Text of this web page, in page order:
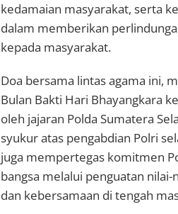
kedamaian masyarakat, serta
dalam memberikan
kepada masyarakat.
Doa bersama lintas agama ini,
Bulan Bakti Hari Bhayangkara
oleh jajaran Polda Sumatera
syukur atas pengabdian Polri
juga mempertegas komitmen
bangsa melalui penguatan
dan kebersamaan di tengah